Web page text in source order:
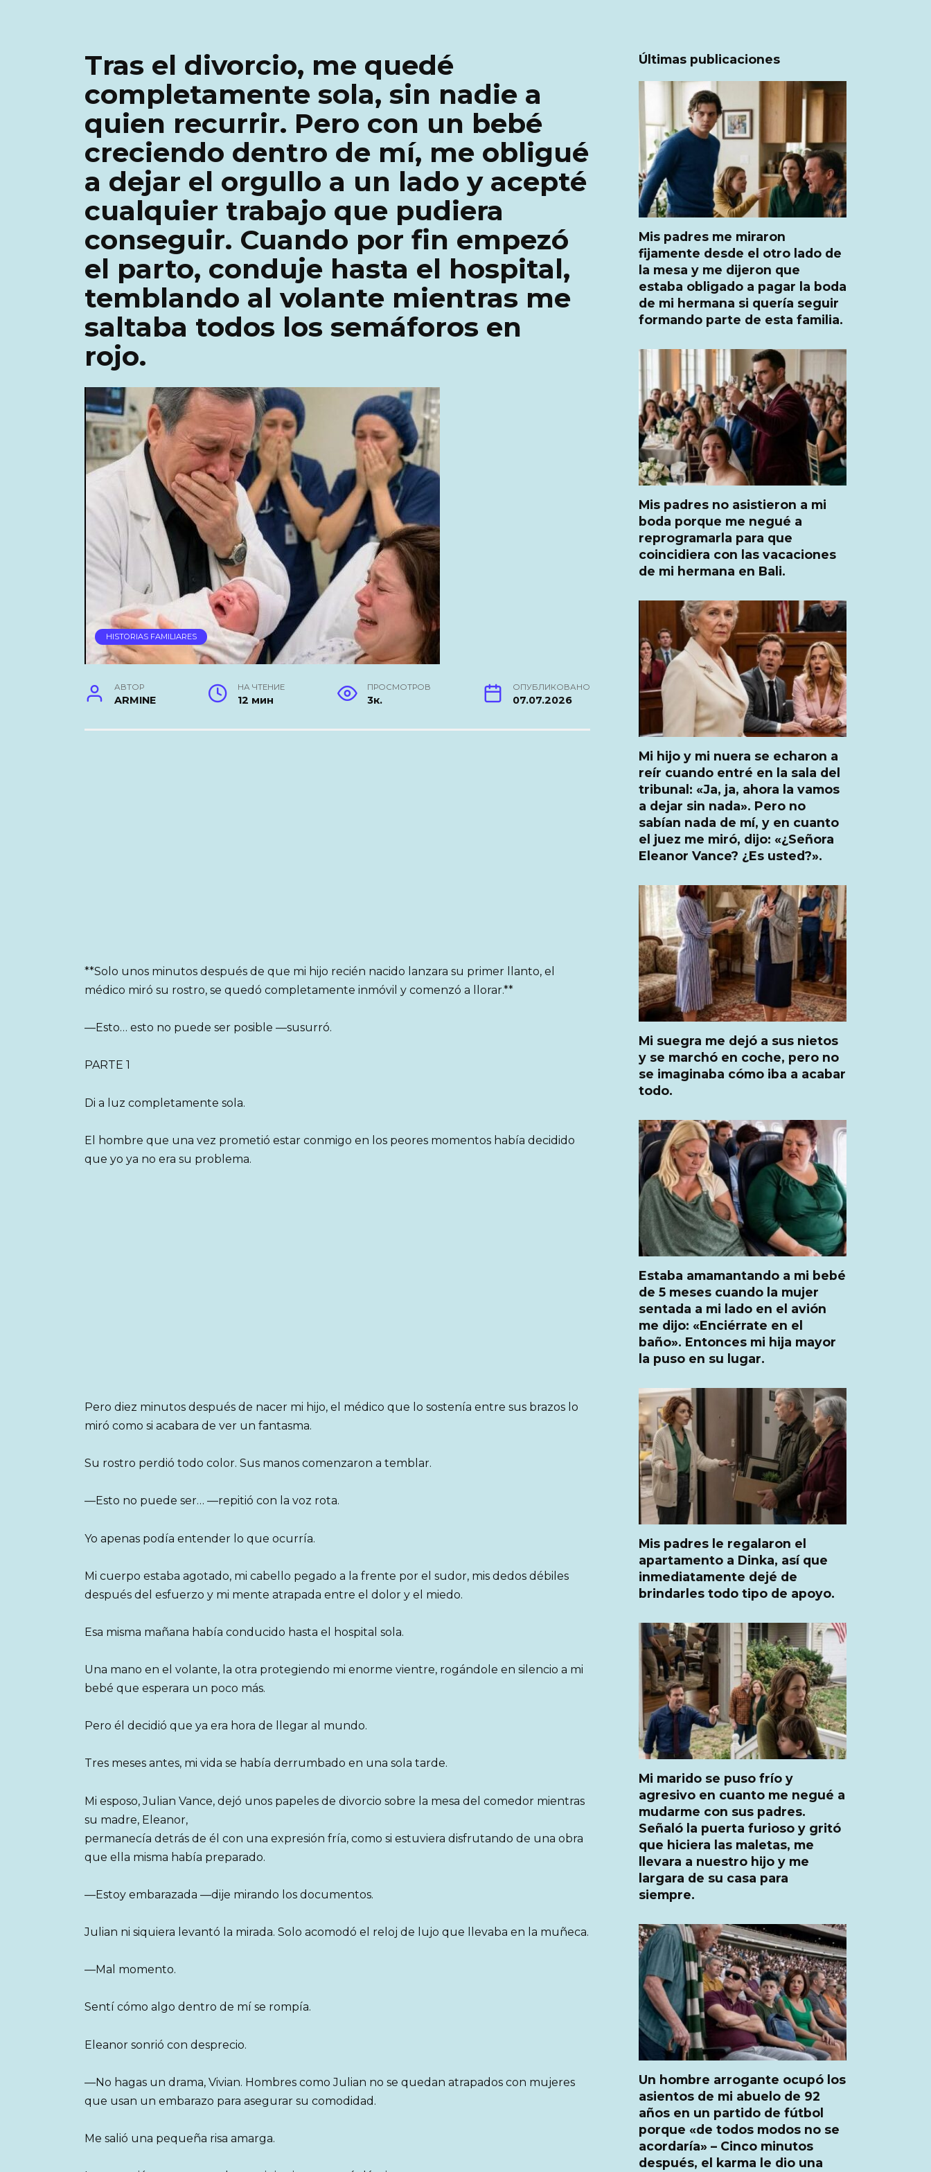
Tras el divorcio, me quedé
completamente sola, sin nadie a
quien recurrir. Pero con un bebé
creciendo dentro de mí, me obligué
a dejar el orgullo a un lado y acepté
cualquier trabajo que pudiera
conseguir. Cuando por fin empezó
el parto, conduje hasta el hospital,
temblando al volante mientras me
saltaba todos los semáforos en
rojo.
HISTORIAS FAMILIARES
АВТОР
ARMINE
НА ЧТЕНИЕ
12 мин
ПРОСМОТРОВ
3к.
ОПУБЛИКОВАНО
07.07.2026
**Solo unos minutos después de que mi hijo recién nacido lanzara su primer llanto, el
médico miró su rostro, se quedó completamente inmóvil y comenzó a llorar.**
—Esto… esto no puede ser posible —susurró.
PARTE 1
Di a luz completamente sola.
El hombre que una vez prometió estar conmigo en los peores momentos había decidido
que yo ya no era su problema.
Pero diez minutos después de nacer mi hijo, el médico que lo sostenía entre sus brazos lo
miró como si acabara de ver un fantasma.
Su rostro perdió todo color. Sus manos comenzaron a temblar.
—Esto no puede ser… —repitió con la voz rota.
Yo apenas podía entender lo que ocurría.
Mi cuerpo estaba agotado, mi cabello pegado a la frente por el sudor, mis dedos débiles
después del esfuerzo y mi mente atrapada entre el dolor y el miedo.
Esa misma mañana había conducido hasta el hospital sola.
Una mano en el volante, la otra protegiendo mi enorme vientre, rogándole en silencio a mi
bebé que esperara un poco más.
Pero él decidió que ya era hora de llegar al mundo.
Tres meses antes, mi vida se había derrumbado en una sola tarde.
Mi esposo, Julian Vance, dejó unos papeles de divorcio sobre la mesa del comedor mientras
su madre, Eleanor,
permanecía detrás de él con una expresión fría, como si estuviera disfrutando de una obra
que ella misma había preparado.
—Estoy embarazada —dije mirando los documentos.
Julian ni siquiera levantó la mirada. Solo acomodó el reloj de lujo que llevaba en la muñeca.
—Mal momento.
Sentí cómo algo dentro de mí se rompía.
Eleanor sonrió con desprecio.
—No hagas un drama, Vivian. Hombres como Julian no se quedan atrapados con mujeres
que usan un embarazo para asegurar su comodidad.
Me salió una pequeña risa amarga.
Últimas publicaciones
Mis padres me miraron
fijamente desde el otro lado de
la mesa y me dijeron que
estaba obligado a pagar la boda
de mi hermana si quería seguir
formando parte de esta familia.
Mis padres no asistieron a mi
boda porque me negué a
reprogramarla para que
coincidiera con las vacaciones
de mi hermana en Bali.
Mi hijo y mi nuera se echaron a
reír cuando entré en la sala del
tribunal: «Ja, ja, ahora la vamos
a dejar sin nada». Pero no
sabían nada de mí, y en cuanto
el juez me miró, dijo: «¿Señora
Eleanor Vance? ¿Es usted?».
Mi suegra me dejó a sus nietos
y se marchó en coche, pero no
se imaginaba cómo iba a acabar
todo.
Estaba amamantando a mi bebé
de 5 meses cuando la mujer
sentada a mi lado en el avión
me dijo: «Enciérrate en el
baño». Entonces mi hija mayor
la puso en su lugar.
Mis padres le regalaron el
apartamento a Dinka, así que
inmediatamente dejé de
brindarles todo tipo de apoyo.
Mi marido se puso frío y
agresivo en cuanto me negué a
mudarme con sus padres.
Señaló la puerta furioso y gritó
que hiciera las maletas, me
llevara a nuestro hijo y me
largara de su casa para
siempre.
Un hombre arrogante ocupó los
asientos de mi abuelo de 92
años en un partido de fútbol
porque «de todos modos no se
acordaría» – Cinco minutos
después, el karma le dio una